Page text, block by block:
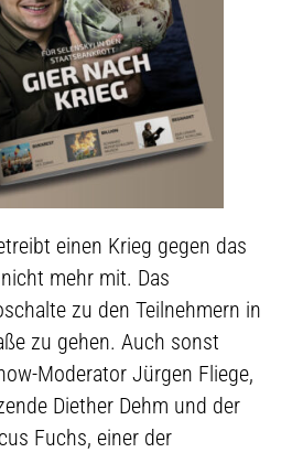
einen Krieg gegen das
mehr mit. Das
zu den Teilnehmern in
zu gehen. Auch sonst
Moderator Jürgen Fliege,
Diether Dehm und der
Fuchs, einer der